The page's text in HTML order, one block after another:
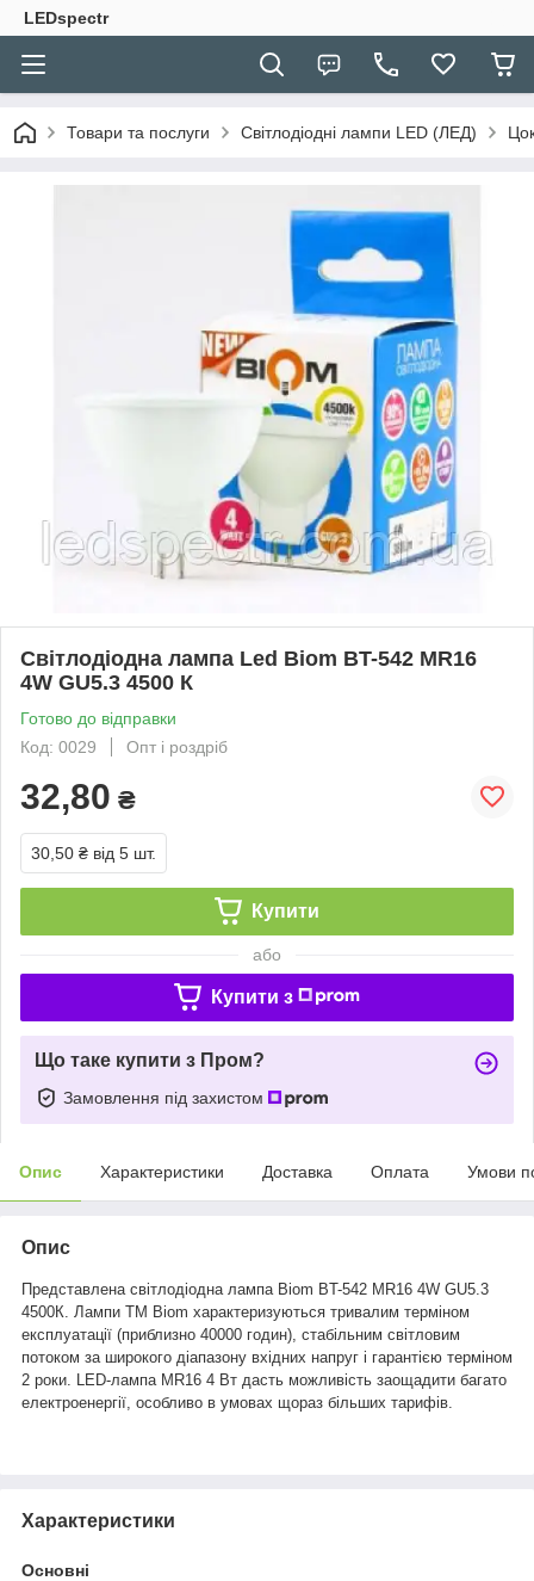
LEDspectr
Товари та послуги Світлодіодні лампи LED (ЛЕД)
Світлодіодна лампа Led Biom BT-542 MR16
4W GU5.3 4500 К
Готово до відправки
Код: 0029
Опт і роздріб
32,80 ₴
30,50 ₴ від 5 шт.
Купити
або
Купити з
Що таке купити з Пром?
Замовлення під захистом
Опис Характеристики Доставка Оплата Умови
Опис
Представлена світлодіодна лампа Biom BT-542 MR16 4W GU5.3
4500К . Лампи ТМ Biom характеризуються тривалим терміном
експлуатації (приблизно 40000 годин), стабільним світловим
потоком за широкого діапазону вхідних напруг і гарантією терміном
2 роки. LED-лампа MR16 4 Вт дасть можливість заощадити багато
електроенергії, особливо в умовах щораз більших тарифів.
Характеристики
Основні